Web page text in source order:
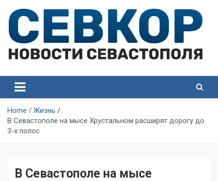
content
Севастополя
Севастополя
Home
Жизнь
В Севастополе на мысе Хрустальном расширят дорогу до
3-х полос
В Севастополе на мысе